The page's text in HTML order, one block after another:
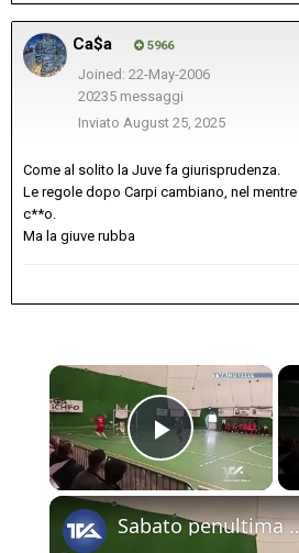
Ca$a 5966
Joined: 22-May-2006
20235 messaggi
Inviato August 25, 2025
Come al solito la Juve fa giurisprudenza.
Le regole dopo Carpi cambiano, nel mentre
c**o.
Ma la giuve rubba
×
Play Video
Sabato penultima giornata del